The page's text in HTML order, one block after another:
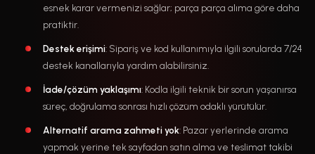
esnek karar vermenizi sağlar; parça parça alıma göre daha
pratiktir.
Destek erişimi: Sipariş ve kod kullanımıyla ilgili sorularda 7/24
destek kanallarıyla yardım alabilirsiniz.
İade/çözüm yaklaşımı: Kodla ilgili teknik bir sorun yaşanırsa
süreç, doğrulama sonrası hızlı çözüm odaklı yürütülür.
Alternatif arama zahmeti yok: Pazar yerlerinde arama
yapmak yerine tek sayfadan satın alma ve teslimat takibi